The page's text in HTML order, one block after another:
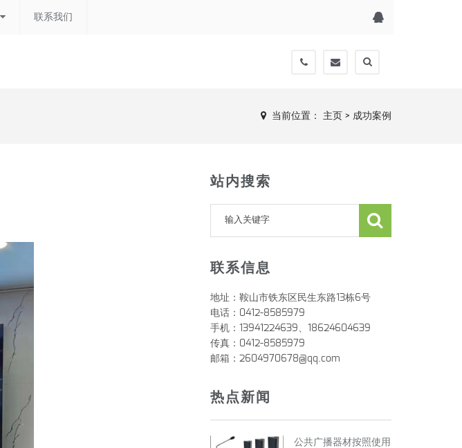
2604970678@qq.com
0412-
联系我们
当前位置： 主页 > 成功案例
站内搜索
联系信息
地址：鞍山市铁东区民生东路13栋6号
电话：0412-8585979
手机：13941224639、18624604639
传真：0412-8585979
邮箱：2604970678@qq.com
热点新闻
公共广播器材按照使用